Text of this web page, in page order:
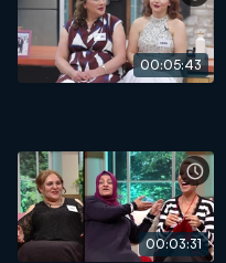
00:05:43
00:03:31